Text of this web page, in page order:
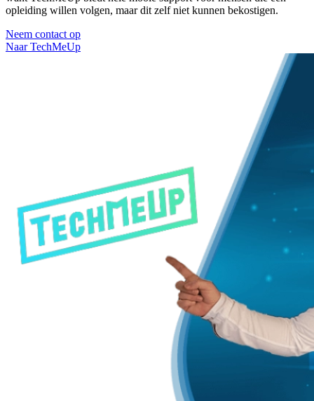
opleiding willen volgen, maar dit zelf niet kunnen bekostigen.
Neem contact op
Naar TechMeUp